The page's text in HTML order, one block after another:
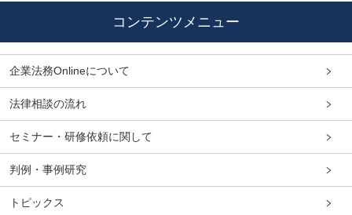
コンテンツメニュー
企業法務Onlineについて
法律相談の流れ
セミナー・研修依頼に関して
判例・事例研究
トピックス